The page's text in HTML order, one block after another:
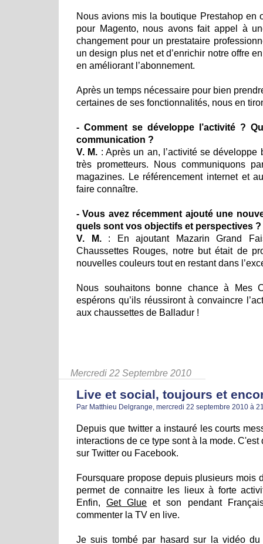
Nous avions mis la boutique Prestahop en
pour Magento, nous avons fait appel à
changement pour un prestataire
un design plus net et d’enrichir notre offre
en améliorant l’abonnement.
Après un temps nécessaire pour bien
certaines de ses fonctionnalités, nous en
- Comment se développe l’activité ?
communication ?
V. M. : Après un an, l’activité se
très prometteurs. Nous communiquons
magazines. Le référencement internet et
faire connaître.
- Vous avez récemment ajouté une
quels sont vos objectifs et perspectives ?
V. M.: En ajoutant Mazarin Grand
Chaussettes Rouges, notre but était de
nouvelles couleurs tout en restant dans
Nous souhaitons bonne chance à Mes
espérons qu’ils réussiront à convaincre
aux chaussettes de Balladur !
Mercredi 22 Septembre 2010
Live et social, toujours et
Par Matthieu Delgrange, mercredi 22 septembre 2010 à
Depuis que twitter a instauré les courts
interactions de ce type sont à la mode.
sur Twitter ou Facebook.
Foursquare propose depuis plusieurs mois
permet de connaitre les lieux à forte
Enfin,Get Glue et son pendant
commenter la TV en live.
Je suis tombé par hasard sur la vidéo